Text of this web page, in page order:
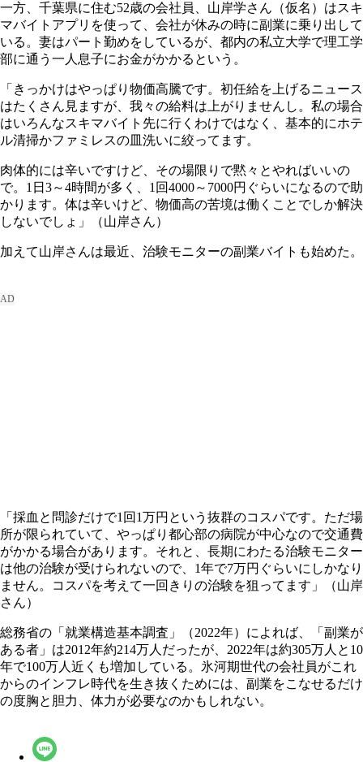
一方、千葉県に住む52歳の会社員、山岸学さん（仮名）はスキ
マバイトアプリを使って、会社が休みの時に副業に乗り出して
いる。妻はパート勤めをしているが、都内の私立大学で理工学
部に通う一人息子にお金がかかるという。
「きっかけはやっぱり物価高騰です。初任給を上げるニュース
はたくさん見ますが、我々の給料は上がりませんし。私の場合
はいろんなスキマバイト先に行くわけではなく、基本的にホテ
ル清掃かファミレスの皿洗いに絞ってます。
肉体的には辛いですけど、その場限りで黙々とやればいいの
で。1日3～4時間が多く、1回4000～7000円ぐらいになるので助
かります。体は辛いけど、物価高の苦境は働くことでしか解決
しないでしょ」（山岸さん）
加えて山岸さんは最近、治験モニターの副業バイトも始めた。
「採血と問診だけで1回1万円という抜群のコスパです。ただ場
所が限られていて、やっぱり都心部の病院が中心なので交通費
がかかる場合があります。それと、長期にわたる治験モニター
は他の治験が受けられないので、1年で7万円ぐらいにしかなり
ません。コスパを考えて一回きりの治験を狙ってます」（山岸
さん）
総務省の「就業構造基本調査」（2022年）によれば、「副業が
ある者」は2012年約214万人だったが、2022年は約305万人と10
年で100万人近くも増加している。氷河期世代の会社員がこれ
からのインフレ時代を生き抜くためには、副業をこなせるだけ
の度胸と胆力、体力が必要なのかもしれない。